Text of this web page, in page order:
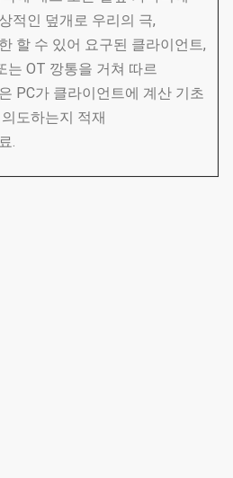
적인 덮개로 우리의 극,
할 수 있어 요구된 클라이언트,
는 OT 깡통을 거쳐 따르
PC가 클라이언트에 계산 기초
도하는지 적재
.